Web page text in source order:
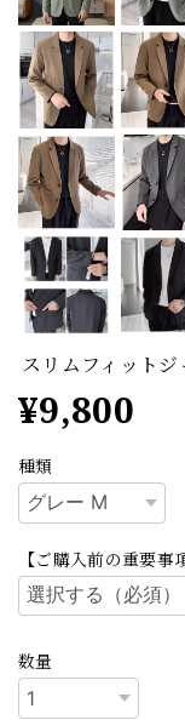
スリムフィット
¥9,800
種類
【ご購入前の重要事
数量